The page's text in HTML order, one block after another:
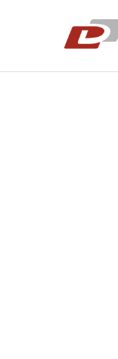
메인 메뉴 바로가기